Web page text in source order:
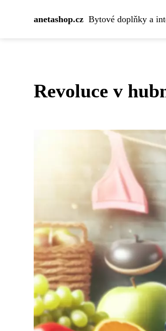
anetashop.cz Bytové doplňky a
Revoluce v